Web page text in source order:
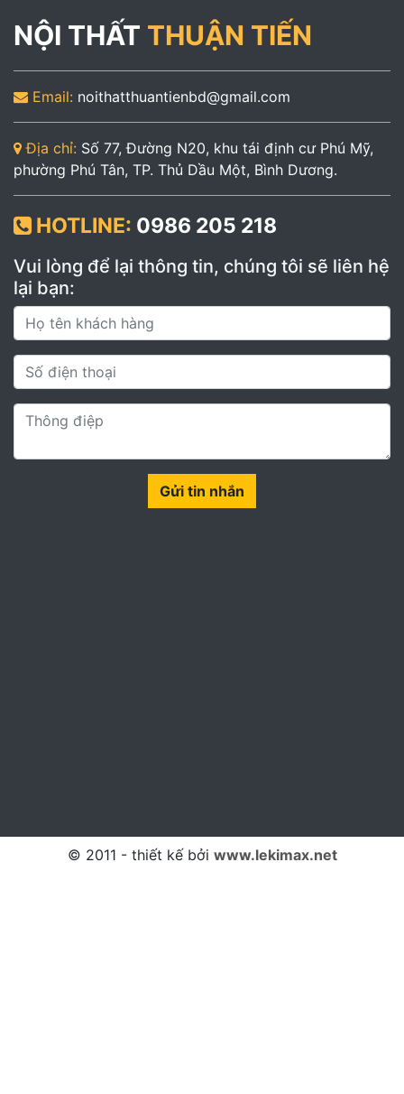
NỘI THẤT THUẬN TIẾN
Email: noithatthuantienbd@gmail.com
Địa chỉ: Số 77, Đường N20, khu tái định cư Phú Mỹ,
phường Phú Tân, TP. Thủ Dầu Một, Bình Dương.
HOTLINE: 0986 205 218
Vui lòng để lại thông tin, chúng tôi sẽ liên hệ
lại bạn:
Gửi tin nhắn
© 2011 - thiết kế bởi www.lekimax.net